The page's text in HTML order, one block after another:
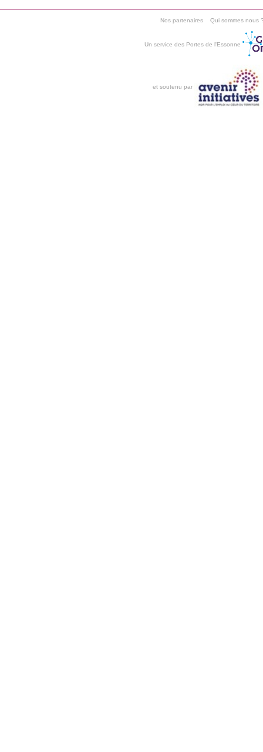
Nos partenaires Qui sommes nous
Un service des Portes de l'Essonne
et soutenu par